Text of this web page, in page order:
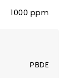
1000 ppm
PBDE